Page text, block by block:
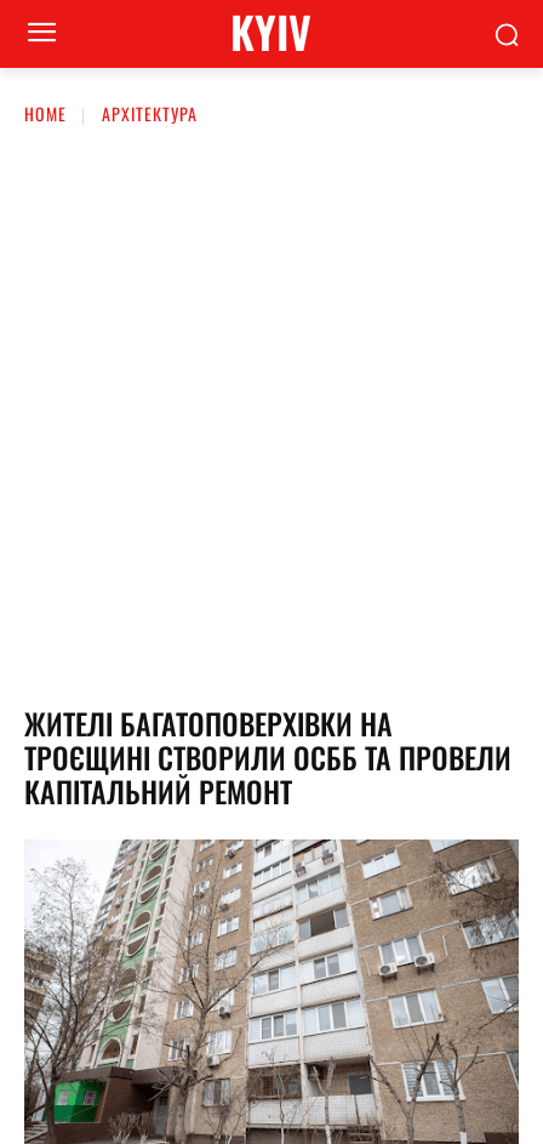
KYIV
HOME АРХІТЕКТУРА
ЖИТЕЛІ БАГАТОПОВЕРХІВКИ НА
ТРОЄЩИНІ СТВОРИЛИ ОСББ ТА ПРОВЕЛИ
КАПІТАЛЬНИЙ РЕМОНТ